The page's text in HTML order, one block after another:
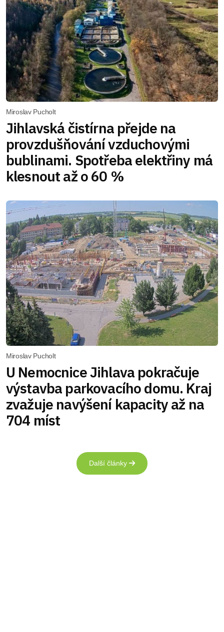
Miroslav Pucholt
Jihlavská čistírna přejde na
provzdušňování vzduchovými
bublinami. Spotřeba elektřiny má
klesnout až o 60 %
Miroslav Pucholt
U Nemocnice Jihlava pokračuje
výstavba parkovacího domu. Kraj
zvažuje navýšení kapacity až na
704 míst
Další články